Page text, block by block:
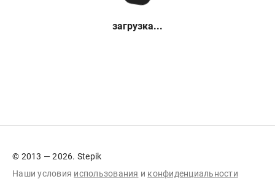
загрузка...
© 2013 — 2026. Stepik
Наши условия использования и конфиденциальности